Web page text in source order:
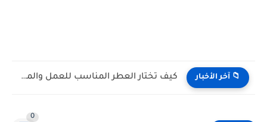
📁 آخر الأخبار كيف تختار العطر المناسب للعمل والمناسبات الصيفية؟
0